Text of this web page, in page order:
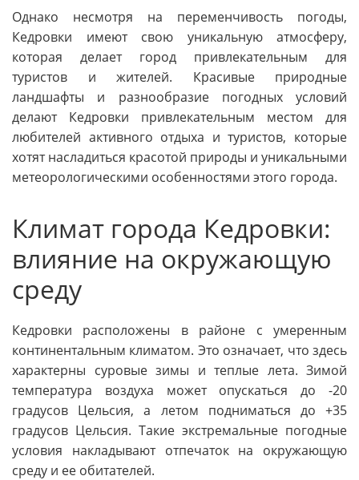
Однако несмотря на переменчивость погоды,
Кедровки имеют свою уникальную атмосферу,
которая делает город привлекательным для
туристов и жителей. Красивые природные
ландшафты и разнообразие погодных условий
делают Кедровки привлекательным местом для
любителей активного отдыха и туристов, которые
хотят насладиться красотой природы и уникальными
метеорологическими особенностями этого города.
Климат города Кедровки:
влияние на окружающую
среду
Кедровки расположены в районе с умеренным
континентальным климатом. Это означает, что здесь
характерны суровые зимы и теплые лета. Зимой
температура воздуха может опускаться до -20
градусов Цельсия, а летом подниматься до +35
градусов Цельсия. Такие экстремальные погодные
условия накладывают отпечаток на окружающую
среду и ее обитателей.